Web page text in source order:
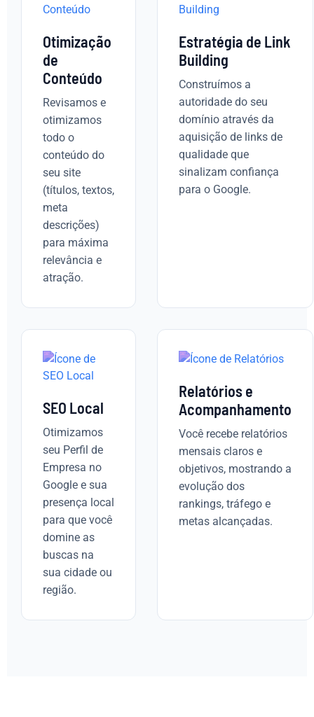
Otimização
de
Conteúdo
Revisamos e
otimizamos
todo o
conteúdo do
seu site
(títulos, textos,
meta
descrições)
para máxima
relevância e
atração.
Estratégia de Link
Building
Construímos a
autoridade do seu
domínio através da
aquisição de links de
qualidade que
sinalizam confiança
para o Google.
SEO Local
Otimizamos
seu Perfil de
Empresa no
Google e sua
presença local
para que você
domine as
buscas na
sua cidade ou
região.
Relatórios e
Acompanhamento
Você recebe relatórios
mensais claros e
objetivos, mostrando a
evolução dos
rankings, tráfego e
metas alcançadas.